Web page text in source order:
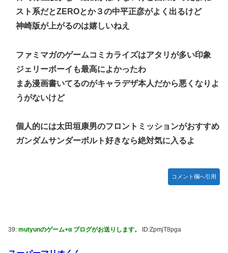
スト系だとZEROとか３の中平正彦がよく出るけど
神崎版が上がるのは嬉しいねえ
ファミマガのゲームコミカライズはアタリが多い印象
ジェリーボーイも最高によかったわ
まあ漫画書いてるのがキャラデザ本人だから悪くなりよ
うがないけど
個人的には太田垣康男のフロントミッションがおすすめ
ガンダムサンダーボルト好きなら絶対気に入るよ
コメント欄へ引用
39: mutyunのゲーム+α ブログがお送りします。 ID:ZpmjT8pga